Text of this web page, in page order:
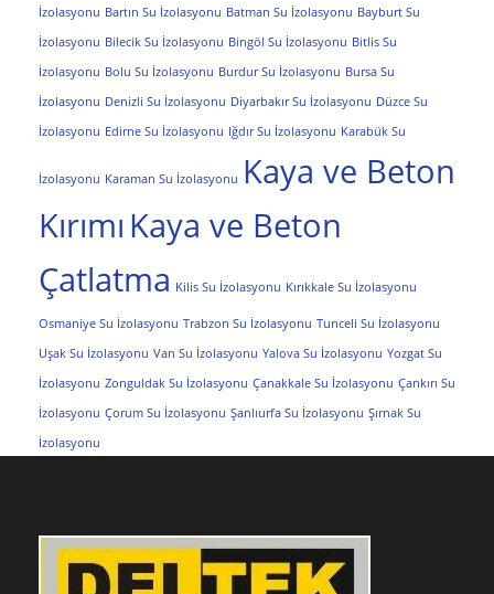
İzolasyonu Bartın Su İzolasyonu Batman Su İzolasyonu Bayburt Su
İzolasyonu Bilecik Su İzolasyonu Bingöl Su İzolasyonu Bitlis Su
İzolasyonu Bolu Su İzolasyonu Burdur Su İzolasyonu Bursa Su
İzolasyonu Denizli Su İzolasyonu Diyarbakır Su İzolasyonu Düzce Su
İzolasyonu Edirne Su İzolasyonu Iğdır Su İzolasyonu Karabük Su
İzolasyonu Karaman Su İzolasyonu Kaya ve Beton
Kırımı Kaya ve Beton
Çatlatma Kilis Su İzolasyonu Kırıkkale Su İzolasyonu
Osmaniye Su İzolasyonu Trabzon Su İzolasyonu Tunceli Su İzolasyonu
Uşak Su İzolasyonu Van Su İzolasyonu Yalova Su İzolasyonu Yozgat Su
İzolasyonu Zonguldak Su İzolasyonu Çanakkale Su İzolasyonu Çankırı Su
İzolasyonu Çorum Su İzolasyonu Şanlıurfa Su İzolasyonu Şırnak Su
İzolasyonu